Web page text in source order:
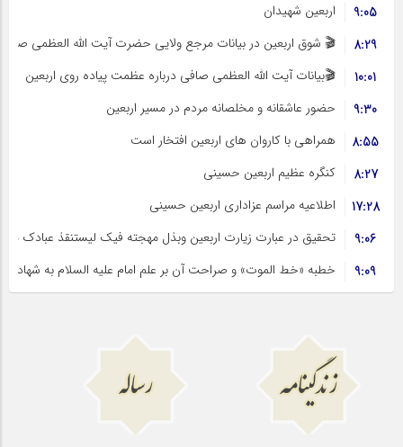
اربعین شهیدان
9:05
🎬 شوق اربعین در بیانات مرجع ولایی حضرت آیت الله العظمی
8:29
🎬بیانات آیت الله العظمی صافی درباره عظمت پیاده روی اربعین
10:01
حضور عاشقانه و مخلصانه مردم در مسیر اربعین
9:30
همراهی با کاروان های اربعین افتخار است
8:55
کنگره عظیم اربعین حسینی
8:27
اطلاعیه مراسم عزاداری اربعین حسینی
17:28
تحقیق در عبارت زیارت اربعین وبذل مهجته فیک لیستنقذ عبادک من
9:06
خطبه «خط الموت» و صراحت آن بر علم امام علیه السلام به شهادت
9:09
چند پرسش از نویسنده شهید جاوید
حدیث ام سلمه
خواب امام علیه السلام
پاسخ به چند مغلطه نویسنده شهید جاوید
زندگینامه
رساله